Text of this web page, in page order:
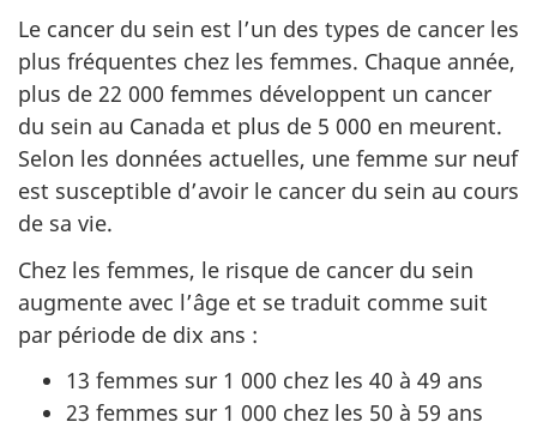
Le cancer du sein est l’un des types de cancer les
plus fréquentes chez les femmes. Chaque année,
plus de 22 000 femmes développent un cancer
du sein au Canada et plus de 5 000 en meurent.
Selon les données actuelles, une femme sur neuf
est susceptible d’avoir le cancer du sein au cours
de sa vie.
Chez les femmes, le risque de cancer du sein
augmente avec l’âge et se traduit comme suit
par période de dix ans :
13 femmes sur 1 000 chez les 40 à 49 ans
23 femmes sur 1 000 chez les 50 à 59 ans